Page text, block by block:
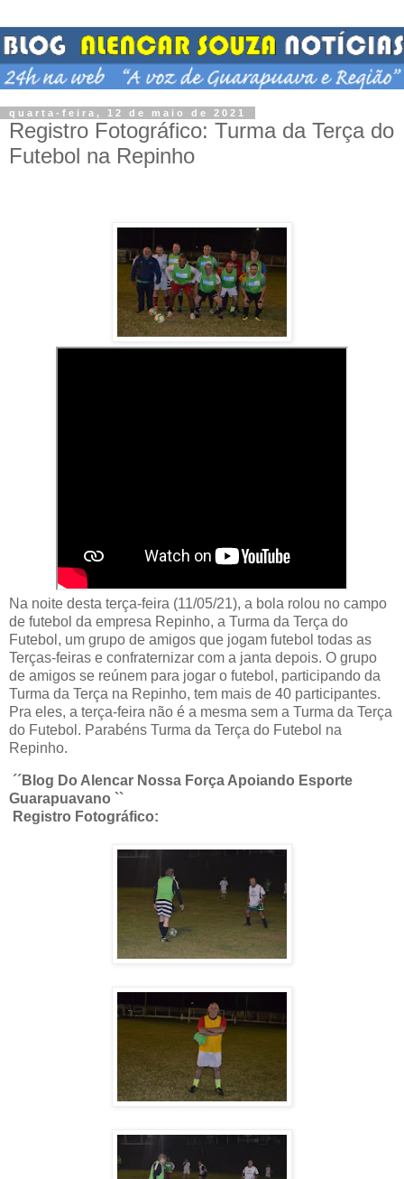
quarta-feira, 12 de maio de 2021
Registro Fotográfico: Turma da Terça do
Futebol na Repinho
Na noite desta terça-feira (11/05/21), a bola rolou no campo
de futebol da empresa Repinho, a Turma da Terça do
Futebol, um grupo de amigos que jogam futebol todas as
Terças-feiras e confraternizar com a janta depois. O grupo
de amigos se reúnem para jogar o futebol, participando da
Turma da Terça na Repinho, tem mais de 40 participantes.
Pra eles, a terça-feira não é a mesma sem a Turma da Terça
do Futebol. Parabéns Turma da Terça do Futebol na
Repinho.
´´Blog Do Alencar Nossa Força Apoiando Esporte
Guarapuavano ``
Registro Fotográfico: